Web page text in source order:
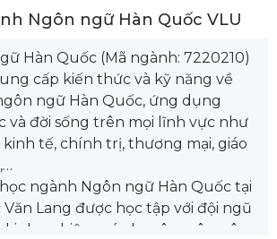
Ngôn ngữ Hàn Quốc VLU
Hàn Quốc (Mã ngành: 7220210)
cấp kiến thức và kỹ năng về
ngữ Hàn Quốc, ứng dụng
và đời sống trên mọi lĩnh vực như
kinh tế, chính trị, thương mại, giáo
ngành Ngôn ngữ Hàn Quốc tại
Lang được học tập với đội ngũ
kinh nghiệm, có chuyên môn, yêu